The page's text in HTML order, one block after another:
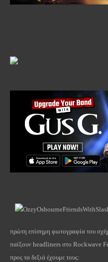
πρώτη επίσημη φωτογραφία του
παίξουν headliners στο Rockwave
προς τα δεξιά έχουμε τους: